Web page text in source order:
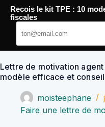
Passer
contenu
YoupiJobs
Lettre de motivation
modèle efficace et
moisteephane
Faire une lettre de
Recois le kit TPE : 10
fiscales